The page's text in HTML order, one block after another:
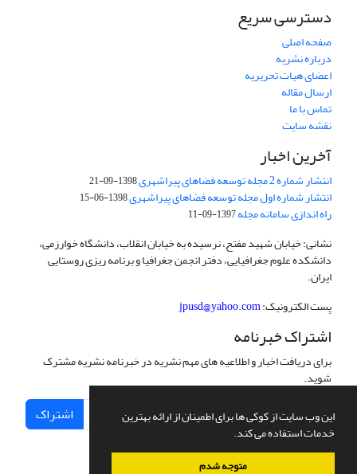
این وب سایت از کوکی ها برای اطمینان از ارائه بهترین
خدمات استفاده می کند.
متوجه شدم
دسترسی سریع
صفحه اصلی
درباره نشریه
اعضای هیات تحریریه
ارسال مقاله
تماس با ما
نقشه سایت
آخرین اخبار
انتشار شماره 2 مجله توسعه فضاهای پیراشهری 1398-09-21
انتشار شماره اول مجله توسعه فضاهای پیراشهری1398-06-15
راه اندازی سامانه مجله1397-09-11
نشانی: خیابان شهید مفتح، نرسیده به خیابان انقلاب، دانشگاه خوارزمی،
دانشکده علوم جغرافیایی، دفتر انجمن جغرافیا و برنامه ریزی روستایی
ایران.
پست الکترونیک:jpusd@yahoo.com
اشتراک خبرنامه
برای دریافت اخبار و اطلاعیه های مهم نشریه در خبرنامه نشریه مشترک
شوید.
اشتراک